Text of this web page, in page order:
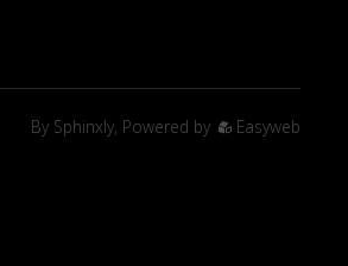
By Sphinxly, Powered by Easyweb